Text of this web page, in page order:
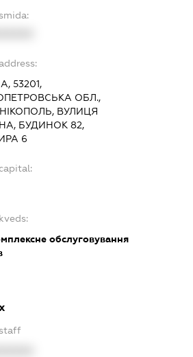
53201,
ОБЛ.,
ВУЛИЦЯ
БУДИНОК 82,
6
обслуговування